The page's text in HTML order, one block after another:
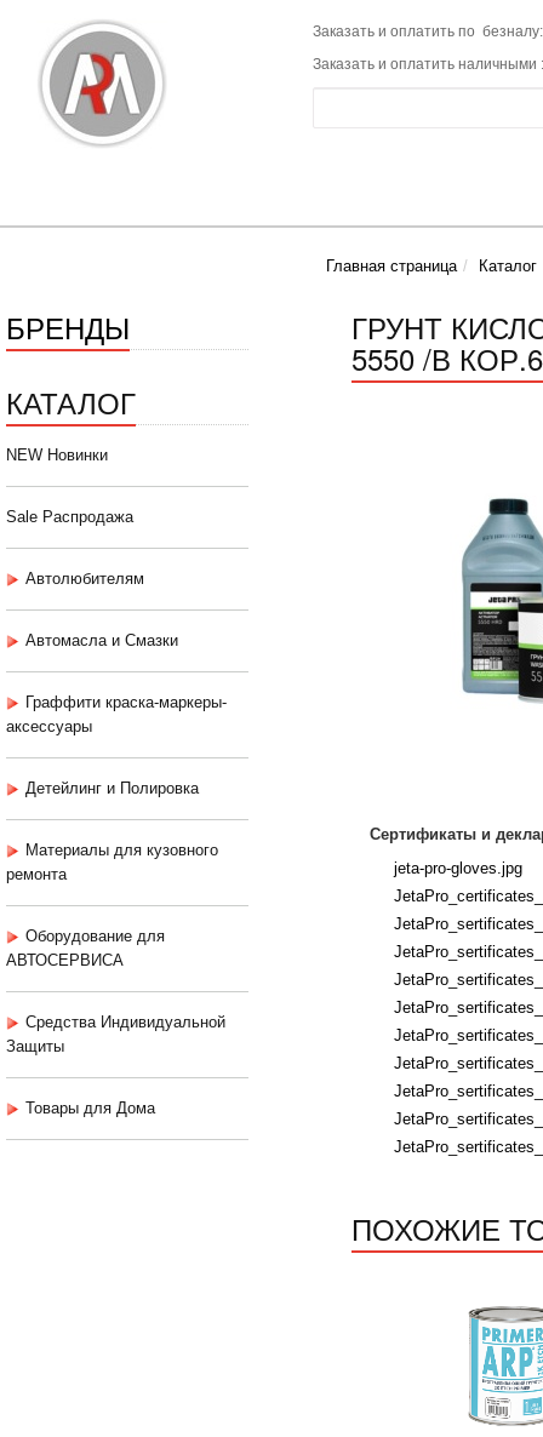
Заказать и оплатить по
Заказать и оплатить наличными
Главная страница Каталог
БРЕНДЫ
КАТАЛОГ
NEW Новинки
Sale Распродажа
Автолюбителям
Автомасла и Смазки
Граффити краска-маркеры-
аксессуары
Детейлинг и Полировка
Материалы для кузовного
ремонта
Оборудование для
АВТОСЕРВИСА
Средства Индивидуальной
Защиты
Товары для Дома
ГРУНТ
5550 /В КОР.6
Сертификаты и
jeta-pro-gloves.jpg
ПОХОЖИЕ